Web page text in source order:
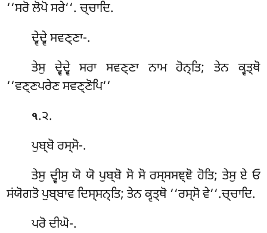
‘‘ਸਰੋ ਲੋਪੋ ਸਰੇ‘‘. ਚ੍ਚਾਦਿ.
ਦ੍ਵੇਦ੍ਵੇ ਸਵਣ੍ਣਾ-.
ਤੇਸੁ ਦ੍ਵੇਦ੍ਵੇ ਸਰਾ ਸਵਣ੍ਣਾ ਨਾਮ ਹੋਨ੍ਤਿ; ਤੇਨ ਕ੍ਵਤ੍ਥੋ
‘‘ਵਣ੍ਣਪਰੇਣ ਸਵਣ੍ਣੋਪਿ‘‘
੧.੨.
ਪੁਬ੍ਬੋਰਸ੍ਸੋ-.
ਤੇਸੁ ਦ੍ਵੀਸੁ ਯੋ ਯੋ ਪੁਬ੍ਬੋ ਸੋ ਸੋ ਰਸ੍ਸਸਞ੍ਞੋ ਹੋਤਿ; ਤੇਸੁ ਏ ਓ
ਸਂਯੋਗਤੋ ਪੁਬ੍ਬਾਵ ਦਿਸ੍ਸਨ੍ਤਿ; ਤੇਨ ਕ੍ਵਤ੍ਥੋ ‘‘ਰਸ੍ਸੋ ਵੇ‘‘.ਚ੍ਚਾਦਿ.
ਪਰੋ ਦੀਘੋ-.